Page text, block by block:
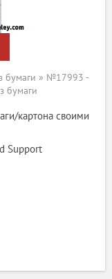
бумаги » №17993 -
бумаги
картона своими
Support